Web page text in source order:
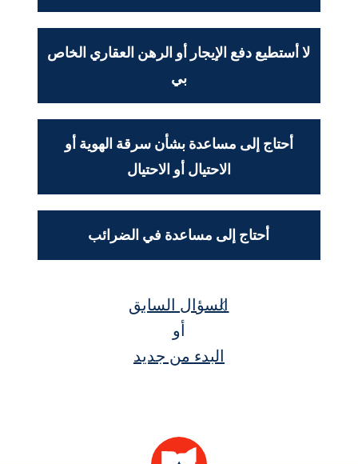
لا أستطيع دفع الإيجار أو الرهن العقاري الخاص
بي
أحتاج إلى مساعدة بشأن سرقة الهوية أو
الاحتيال أو الاحتيال
أحتاج إلى مساعدة في الضرائب
السؤال السابق
أو
البدء من جديد